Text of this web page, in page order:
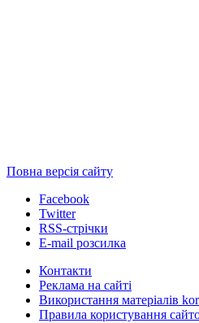
Повна версія сайту
Facebook
Twitter
RSS-стрічки
E-mail розсилка
Контакти
Реклама на сайті
Використання матеріалів
Правила користування